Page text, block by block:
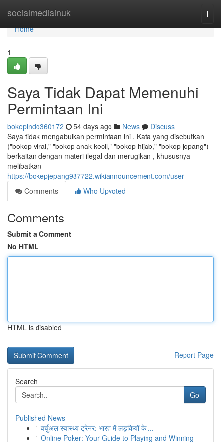
socialmediainuk
Home
Home
1
Saya Tidak Dapat Memenuhi
Permintaan Ini
bokepindo360172 54 days ago News
Discuss
Saya tidak mengabulkan permintaan ini . Kata yang disebutkan
("bokep viral," "bokep anak kecil," "bokep hijab," "bokep jepang")
berkaitan dengan materi ilegal dan merugikan , khususnya
melibatkan
https://bokepjepang987722.wikiannouncement.com/user
Comments
Who Upvoted
Comments
Submit a Comment
No HTML
HTML is disabled
Report Page
Search
Go
Published News
1 वर्चुअल स्वास्थ्य ट्रेनर: भारत में लड़कियों के ...
1 Online Poker: Your Guide to Playing and Winning